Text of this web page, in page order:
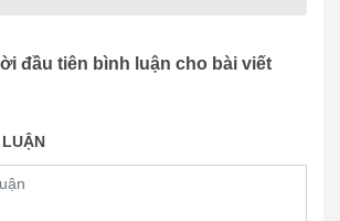
đầu tiên bình luận cho bài viết
LUẬN